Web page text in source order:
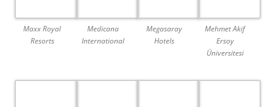
Maxx Royal
Resorts
Medicana
International
Megasaray
Hotels
Mehmet Akif
Ersoy
Üniversitesi